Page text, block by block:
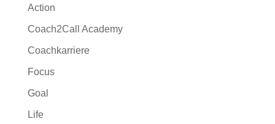
Action
Coach2Call Academy
Coachkarriere
Focus
Goal
Life